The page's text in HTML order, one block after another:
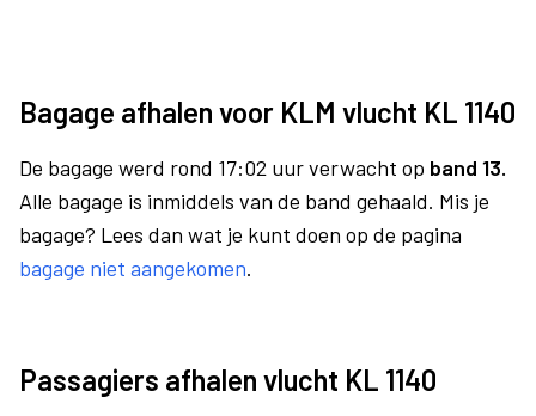
Bagage afhalen voor KLM vlucht KL 1140
De bagage werd rond 17:02 uur verwacht op band 13.
Alle bagage is inmiddels van de band gehaald. Mis je
bagage? Lees dan wat je kunt doen op de pagina
bagage niet aangekomen.
Passagiers afhalen vlucht KL 1140